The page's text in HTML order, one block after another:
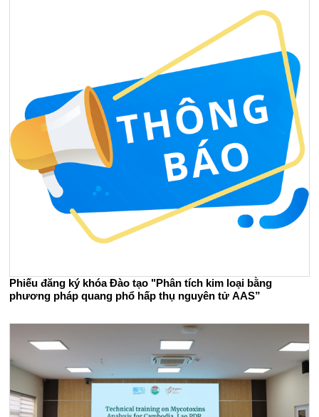
Phiếu đăng ký khóa Đào tạo "Phân tích kim loại bằng
phương pháp quang phổ hấp thụ nguyên tử AAS”